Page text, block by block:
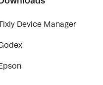
Device Manager